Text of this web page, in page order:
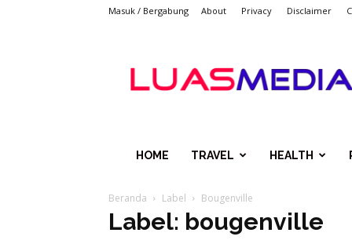
Masuk / Bergabung About Privacy Disclaimer
HOME TRAVEL HEALTH
Beranda Label Bougenville
Label: bougenville